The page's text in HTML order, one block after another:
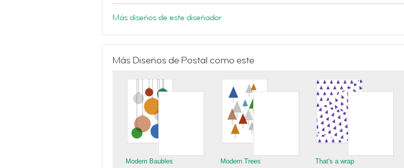
Más diseños de este diseñador
Más Diseños de Postal como este
Modern Baubles Modern Trees That's a wrap